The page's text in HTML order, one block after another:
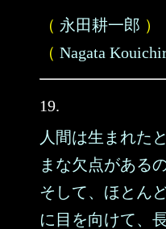
（ 永田耕一郎 ）
（ Nagata
19.
人間は生まれた
まな欠点がある
そして、ほとん
に目を向けて、